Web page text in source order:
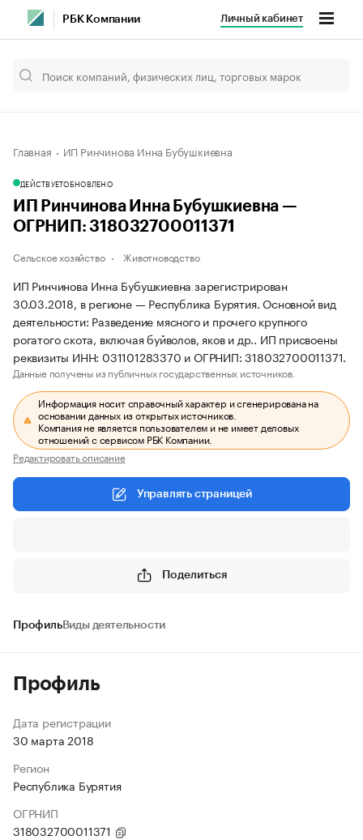
РБК Компании Личный кабинет
Главная ИП Ринчинова Инна Бубушкиевна
ДЕЙСТВУЕТОБНОВЛЕНО
ИП Ринчинова Инна Бубушкиевна —
ОГРНИП: 318032700011371
Сельское хозяйство Животноводство
ИП Ринчинова Инна Бубушкиевна зарегистрирован
30.03.2018, в регионе — Республика Бурятия. Основной вид
деятельности: Разведение мясного и прочего крупного
рогатого скота, включая буйволов, яков и др.. ИП присвоены
реквизиты ИНН: 031101283370 и ОГРНИП: 318032700011371.
Данные получены из публичных государственных источников.
Информация носит справочный характер и сгенерирована на
основании данных из открытых источников.
Компания не является пользователем и не имеет деловых
отношений с сервисом РБК Компании.
Редактировать описание
Управлять страницей
Поделиться
ПрофильВиды деятельности
Профиль
Дата регистрации
30 марта 2018
Регион
Республика Бурятия
ОГРНИП
318032700011371